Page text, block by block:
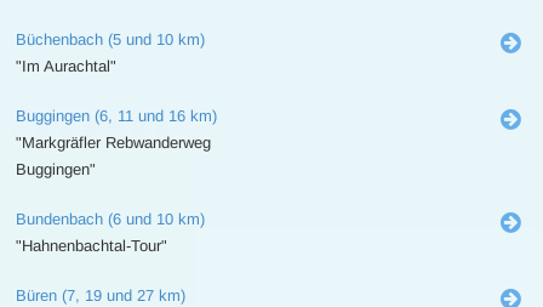
Büchenbach (5 und 10 km)
"Im Aurachtal"
Buggingen (6, 11 und 16 km)
"Markgräfler Rebwanderweg
Buggingen"
Bundenbach (6 und 10 km)
"Hahnenbachtal-Tour"
Büren (7, 19 und 27 km)